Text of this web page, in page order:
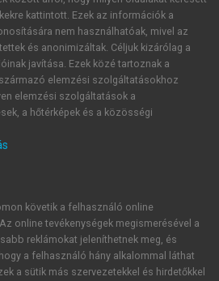
kattintott. Ezek az információk a
nem használhatóak, mivel az
és anonimizáltak. Céljuk kizárólag a
javítása. Ezek közé tartoznak a
elemzési szolgáltatásokhoz
elemzési szolgáltatások a
a hőtérképek és a közösségi
követik a felhasználó online
online tevékenységek megismerésével a
reklámokat jeleníthetnek meg, és
a felhasználó hány alkalommal láthat
a sütik más szervezetekkel és hirdetőkkel